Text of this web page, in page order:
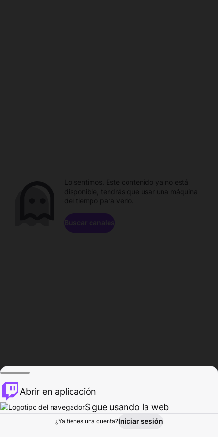
Explorar Actividad
Lo sentimos. Este contenido ya no está
disponible, tendrás que usar una máquina
del tiempo para verlo.
Buscar canales
Abrir en aplicación
Sigue usando la web
¿Ya tienes una cuenta?Iniciar sesión